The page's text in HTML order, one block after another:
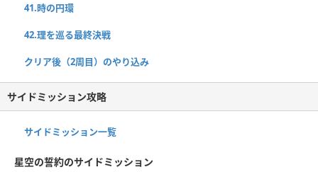
41.時の円環
42.理を巡る最終決戦
クリア後（2周目）のやり込み
サイドミッション攻略
サイドミッション一覧
星空の誓約のサイドミッション